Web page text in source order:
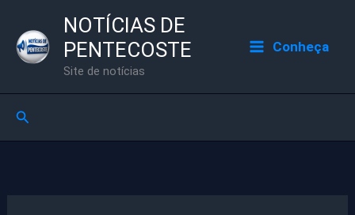
para
NOTÍCIAS DE
PENTECOSTE
Site de notícias
Conheça
Pesquisar